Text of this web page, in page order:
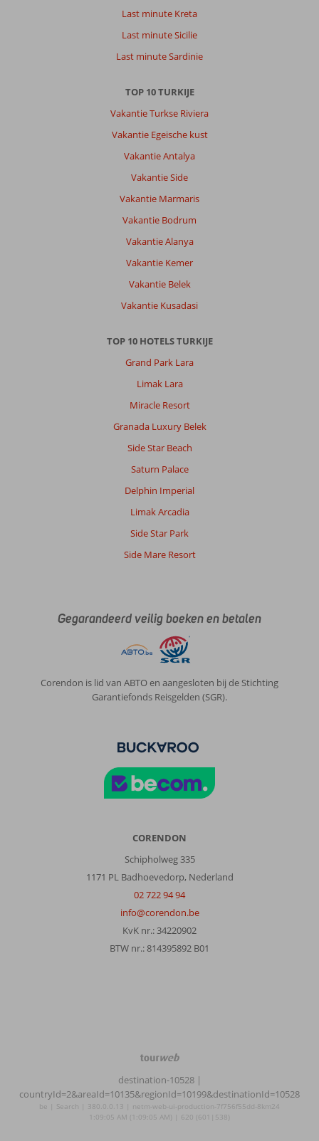
Last minute Kreta
Last minute Sicilie
Last minute Sardinie
TOP 10 TURKIJE
Vakantie Turkse Riviera
Vakantie Egeische kust
Vakantie Antalya
Vakantie Side
Vakantie Marmaris
Vakantie Bodrum
Vakantie Alanya
Vakantie Kemer
Vakantie Belek
Vakantie Kusadasi
TOP 10 HOTELS TURKIJE
Grand Park Lara
Limak Lara
Miracle Resort
Granada Luxury Belek
Side Star Beach
Saturn Palace
Delphin Imperial
Limak Arcadia
Side Star Park
Side Mare Resort
Gegarandeerd veilig boeken en betalen
Corendon is lid van ABTO en aangesloten bij de Stichting
Garantiefonds Reisgelden (SGR).
CORENDON
Schipholweg 335
1171 PL Badhoevedorp, Nederland
02 722 94 94
info@corendon.be
KvK nr.: 34220902
BTW nr.: 814395892 B01
TourWeb
NetMatch
destination-10528 |
countryId=2&areaId=10135&regionId=10199&destinationId=10528
be | Search | 380.0.0.13 | netm-web-ui-production-7f756f55dd-8km24
1:09:05 AM (1:09:05 AM) | 620 (601|538)